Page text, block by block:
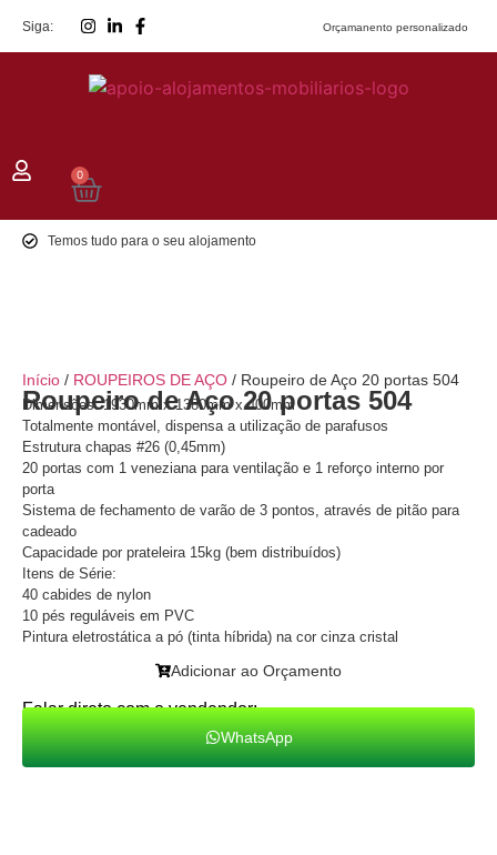
Siga: Orçamanento personalizado
0
Temos tudo para o seu alojamento
Início / ROUPEIROS DE AÇO / Roupeiro de Aço 20 portas 504
Roupeiro de Aço 20 portas 504
Dimensões: 1930mm x 1380mm x 400mm
Totalmente montável, dispensa a utilização de parafusos
Estrutura chapas #26 (0,45mm)
20 portas com 1 veneziana para ventilação e 1 reforço interno por
porta
Sistema de fechamento de varão de 3 pontos, através de pitão para
cadeado
Capacidade por prateleira 15kg (bem distribuídos)
Itens de Série:
40 cabides de nylon
10 pés reguláveis em PVC
Pintura eletrostática a pó (tinta híbrida) na cor cinza cristal
Adicionar ao Orçamento
Falar direto com o vendendor:
WhatsApp